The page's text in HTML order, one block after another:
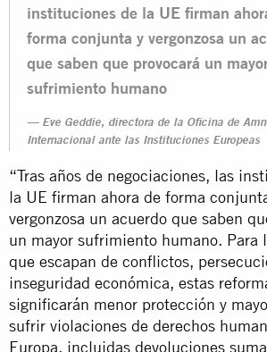
instituciones de la UE firman
forma conjunta y vergonzosa un
que saben que provocará un
sufrimiento humano
Eve Geddie, directora de la Oficina de
Internacional ante las Instituciones Europeas
“Tras años de negociaciones, las
la UE firman ahora de forma
vergonzosa un acuerdo que saben
un mayor sufrimiento humano. Para
que escapan de conflictos,
inseguridad económica, estas
significarán menor protección y
sufrir violaciones de derechos
Europa, incluidas devoluciones